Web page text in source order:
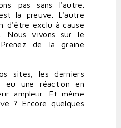
pas sans l'autre.
la preuve. L'autre
d'être exclu à cause
Nous vivons sur le
de la graine
sites, les derniers
eu une réaction en
ampleur. Et même
? Encore quelques